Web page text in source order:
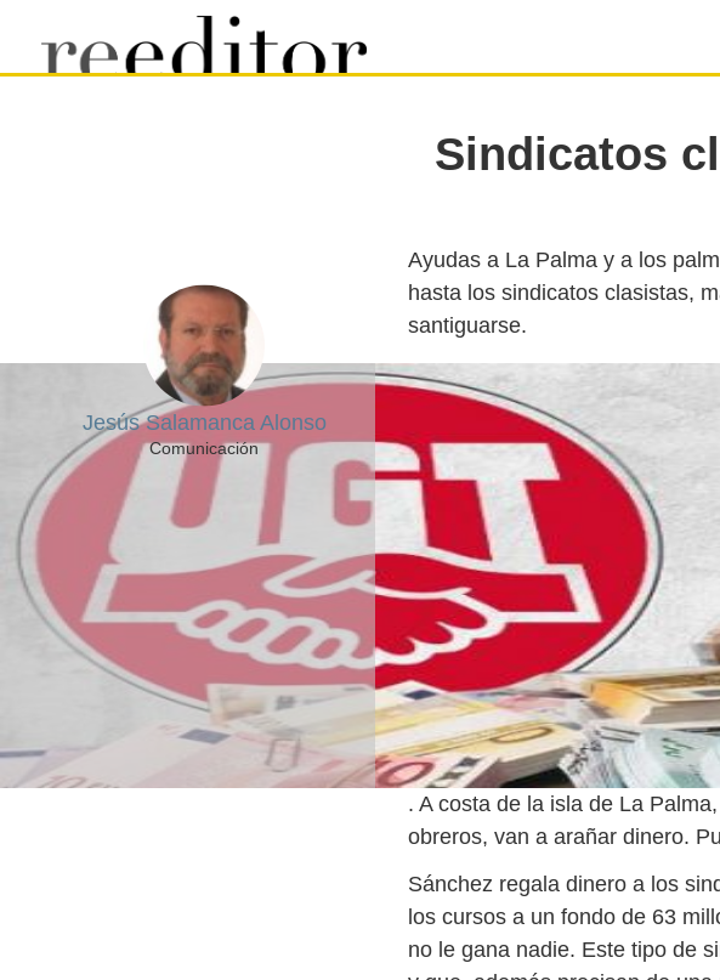
Jesús Salamanca Alonso
Comunicación
Sindicatos
Ayudas a La Palma y a los
hasta los sindicatos clasistas,
. A costa de la isla de La
obreros, van a arañar dinero.
Sánchez regala dinero a los
los cursos a un fondo de 63
no le gana nadie. Este tipo de